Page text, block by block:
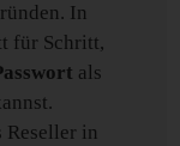
In
für Schritt,
als
Reseller in